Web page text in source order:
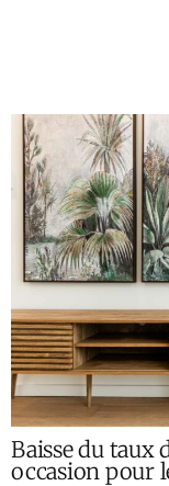
Baisse du taux
occasion pour